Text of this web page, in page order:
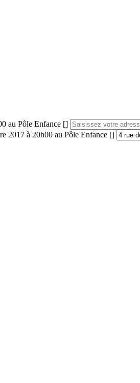
au Pôle Enfance []
2017 à 20h00 au Pôle Enfance []